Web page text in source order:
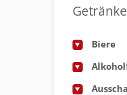
Getränke
Biere